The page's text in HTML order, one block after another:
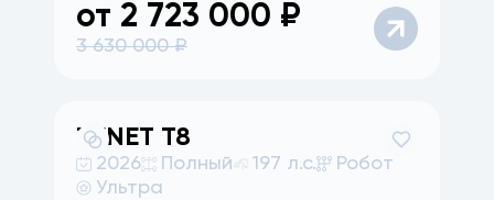
от 2 723 000 ₽
3 630 000₽
TENET T8
2026 Полный 197 л.с.
Робот
Ультра